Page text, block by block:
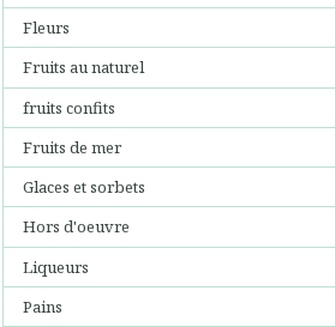
Fleurs
Fruits au naturel
fruits confits
Fruits de mer
Glaces et sorbets
Hors d'oeuvre
Liqueurs
Pains